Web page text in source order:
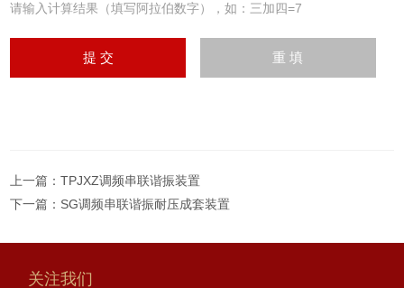
请输入计算结果（填写阿拉伯数字），如：三加四=7
上一篇：TPJXZ调频串联谐振装置
下一篇： SG调频串联谐振耐压成套装置
关注我们